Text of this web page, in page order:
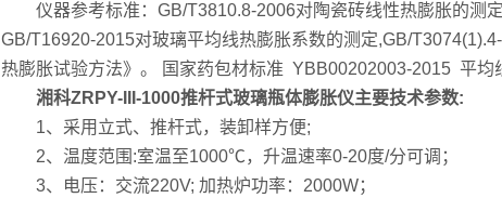
仪器参考标准：GB/T3810.8-2006对陶瓷砖线性热膨胀的测定
GB/T16920-2015对玻璃平均线热膨胀系数的测定,GB/
热膨胀试验方法》。 国家药包材标准 YBB00202003-2015 平均
湘科ZRPY-III-1000推杆式玻璃瓶体膨胀仪主要技术参数:
1、采用立式、推杆式，装卸样方便;
2、温度范围:室温至1000℃，升温速率0-20度/分可调；
3、电压：交流220V; 加热炉功率：2000W；